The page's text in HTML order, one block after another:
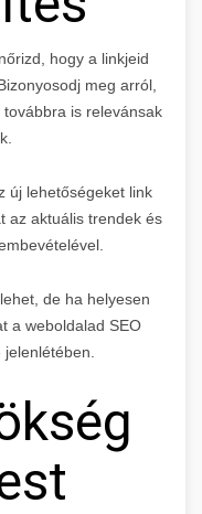
hogy a linkjeid
meg arról,
is relevánsak
új lehetőségeket link
az aktuális trendek és
de ha helyesen
a weboldalad SEO